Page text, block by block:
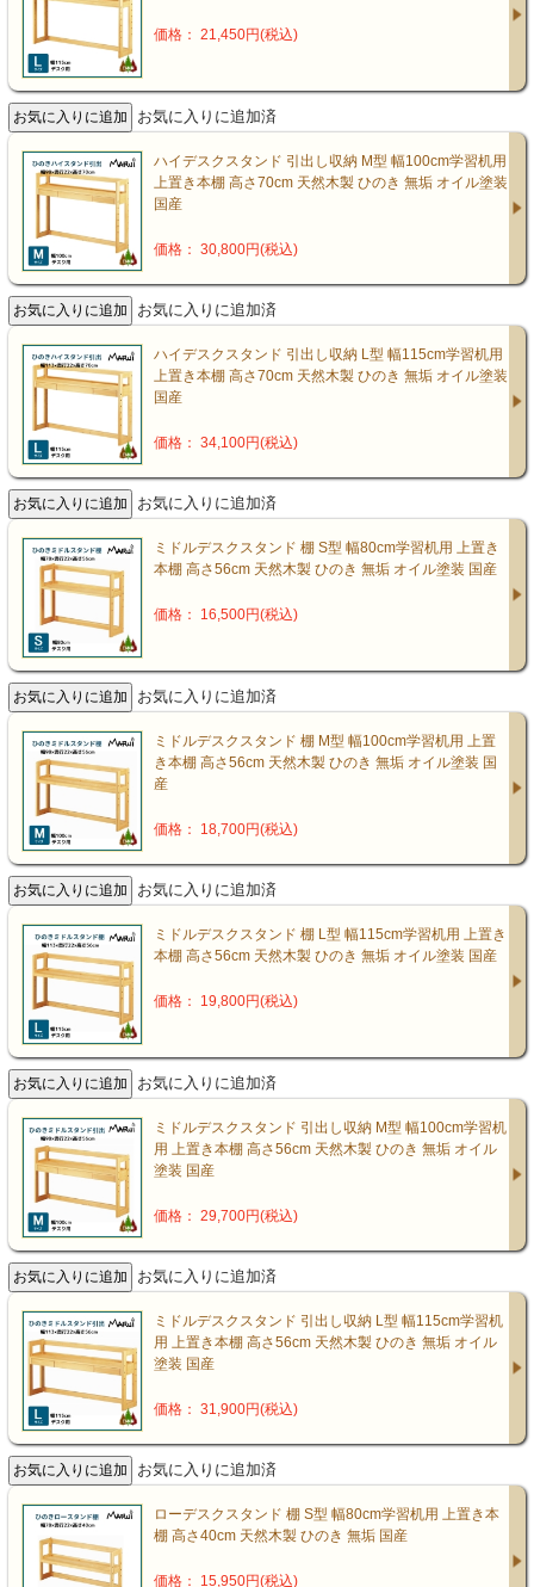
価格： 21,450円(税込)
お気に入りに追加済
ハイデスクスタンド 引出し収納 M型 幅100cm学習机用
上置き本棚 高さ70cm 天然木製 ひのき 無垢 オイル塗装
国産
価格： 30,800円(税込)
お気に入りに追加済
ハイデスクスタンド 引出し収納 L型 幅115cm学習机用
上置き本棚 高さ70cm 天然木製 ひのき 無垢 オイル塗装
国産
価格： 34,100円(税込)
お気に入りに追加済
ミドルデスクスタンド 棚 S型 幅80cm学習机用 上置き
本棚 高さ56cm 天然木製 ひのき 無垢 オイル塗装 国産
価格： 16,500円(税込)
お気に入りに追加済
ミドルデスクスタンド 棚 M型 幅100cm学習机用 上置
き本棚 高さ56cm 天然木製 ひのき 無垢 オイル塗装 国
産
価格： 18,700円(税込)
お気に入りに追加済
ミドルデスクスタンド 棚 L型 幅115cm学習机用 上置き
本棚 高さ56cm 天然木製 ひのき 無垢 オイル塗装 国産
価格： 19,800円(税込)
お気に入りに追加済
ミドルデスクスタンド 引出し収納 M型 幅100cm学習机
用 上置き本棚 高さ56cm 天然木製 ひのき 無垢 オイル
塗装 国産
価格： 29,700円(税込)
お気に入りに追加済
ミドルデスクスタンド 引出し収納 L型 幅115cm学習机
用 上置き本棚 高さ56cm 天然木製 ひのき 無垢 オイル
塗装 国産
価格： 31,900円(税込)
お気に入りに追加済
ローデスクスタンド 棚 S型 幅80cm学習机用 上置き本
棚 高さ40cm 天然木製 ひのき 無垢 国産
価格： 15,950円(税込)